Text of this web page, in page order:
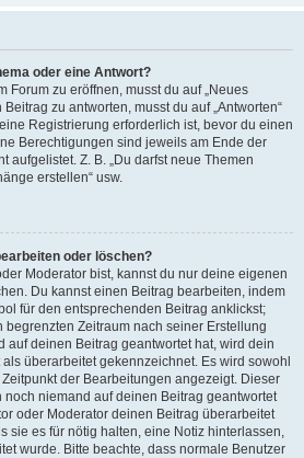
oder eine Antwort?
Forum zu eröffnen, musst du auf „Neues
zu antworten, musst du auf „Antworten“
Registrierung erforderlich ist, bevor du einen
Berechtigungen sind jeweils am Ende der
aufgelistet. Z. B. „Du darfst neue Themen
erstellen“ usw.
oder löschen?
Moderator bist, kannst du nur deine eigenen
Du kannst einen Beitrag bearbeiten, indem
für den entsprechenden Beitrag anklickst;
Zeitraum nach seiner Erstellung
auf deinen Beitrag geantwortet hat, wird dein
überarbeitet gekennzeichnet. Es wird sowohl
der Bearbeitungen angezeigt. Dieser
noch niemand auf deinen Beitrag geantwortet
oder Moderator deinen Beitrag überarbeitet
sie es für nötig halten, eine Notiz hinterlassen,
wurde. Bitte beachte, dass normale Benutzer